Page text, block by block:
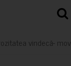
vindecă- mov